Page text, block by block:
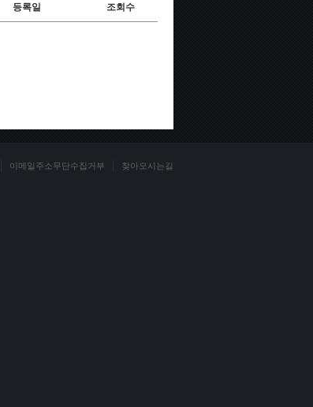
등록일 조회수
이메일주소무단수집거부 찾아오시는길